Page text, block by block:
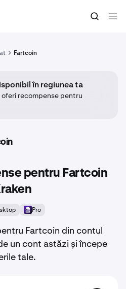
Fartcoin
în regiunea ta
recompense pentru
pentru Fartcoin
Pro
Fartcoin din contul
un cont astăzi și începe
tale.